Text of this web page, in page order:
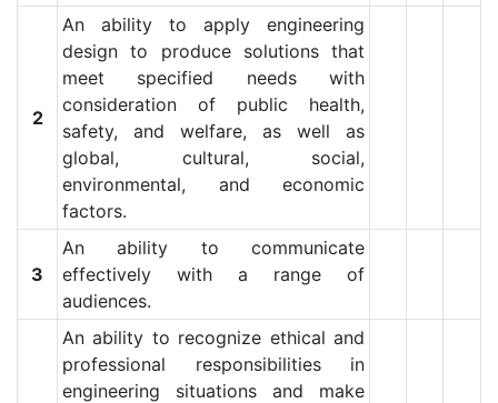
2
An ability to apply engineering
design to produce solutions that
meet specified needs with
consideration of public health,
safety, and welfare, as well as
global, cultural, social,
environmental, and economic
factors.
3
An ability to communicate
effectively with a range of
audiences.
An ability to recognize ethical and
professional responsibilities in
engineering situations and make